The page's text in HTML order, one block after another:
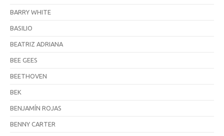
BARRY WHITE
BASILIO
BEATRIZ ADRIANA
BEE GEES
BEETHOVEN
BEK
BENJAMÍN ROJAS
BENNY CARTER